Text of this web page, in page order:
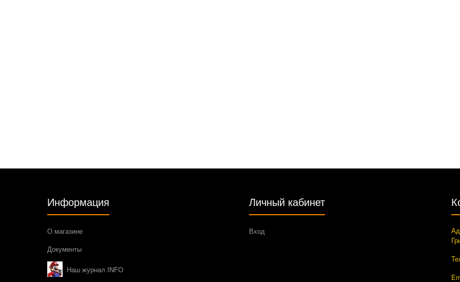
Информация
О магазине
Документы
Наш журнал INFO
Личный кабинет
Вход